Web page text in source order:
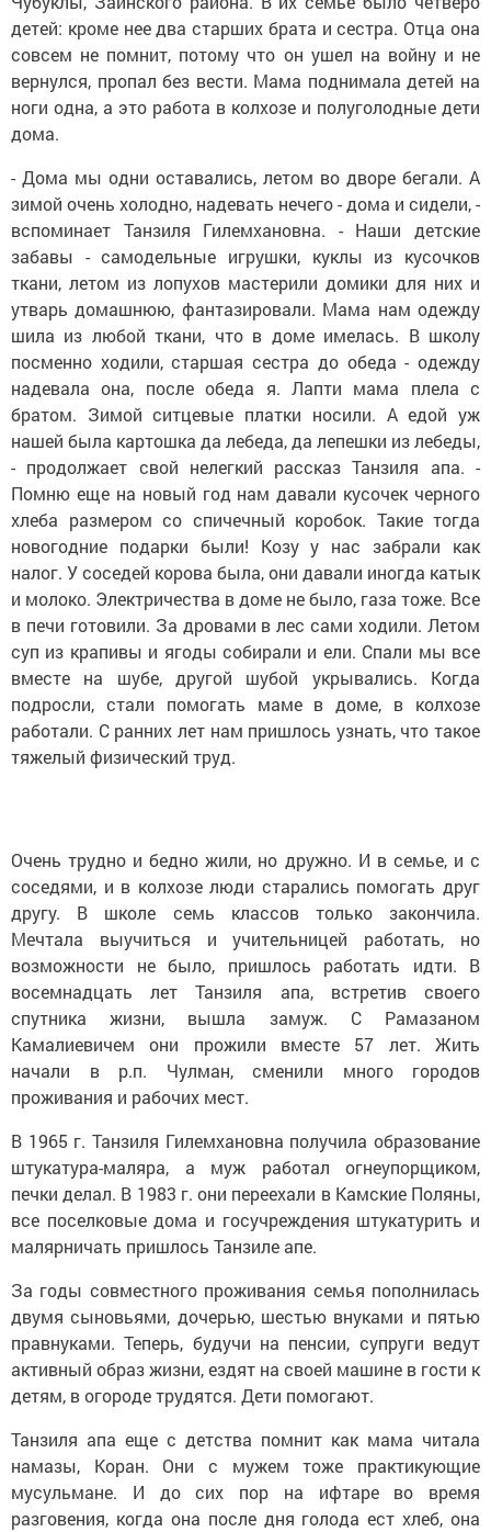
детей: кроме нее два старших брата и сестра. Отца она
совсем не помнит, потому что он ушел на войну и не
вернулся, пропал без вести. Мама поднимала детей на
ноги одна, а это работа в колхозе и полуголодные дети
дома.
- Дома мы одни оставались, летом во дворе бегали. А
зимой очень холодно, надевать нечего - дома и сидели, -
вспоминает Танзиля Гилемхановна. - Наши детские
забавы - самодельные игрушки, куклы из кусочков
ткани, летом из лопухов мастерили домики для них и
утварь домашнюю, фантазировали. Мама нам одежду
шила из любой ткани, что в доме имелась. В школу
посменно ходили, старшая сестра до обеда - одежду
надевала она, после обеда я. Лапти мама плела с
братом. Зимой ситцевые платки носили. А едой уж
нашей была картошка да лебеда, да лепешки из лебеды,
- продолжает свой нелегкий рассказ Танзиля апа. -
Помню еще на новый год нам давали кусочек черного
хлеба размером со спичечный коробок. Такие тогда
новогодние подарки были! Козу у нас забрали как
налог. У соседей корова была, они давали иногда катык
и молоко. Электричества в доме не было, газа тоже. Все
в печи готовили. За дровами в лес сами ходили. Летом
суп из крапивы и ягоды собирали и ели. Спали мы все
вместе на шубе, другой шубой укрывались. Когда
подросли, стали помогать маме в доме, в колхозе
работали. С ранних лет нам пришлось узнать, что такое
тяжелый физический труд.
Очень трудно и бедно жили, но дружно. И в семье, и с
соседями, и в колхозе люди старались помогать друг
другу. В школе семь классов только закончила.
Мечтала выучиться и учительницей работать, но
возможности не было, пришлось работать идти. В
восемнадцать лет Танзиля апа, встретив своего
спутника жизни, вышла замуж. С Рамазаном
Камалиевичем они прожили вместе 57 лет. Жить
начали в р.п. Чулман, сменили много городов
проживания и рабочих мест.
В 1965 г. Танзиля Гилемхановна получила образование
штукатура-маляра, а муж работал огнеупорщиком,
печки делал. В 1983 г. они переехали в Камские Поляны,
все поселковые дома и госучреждения штукатурить и
малярничать пришлось Танзиле апе.
За годы совместного проживания семья пополнилась
двумя сыновьями, дочерью, шестью внуками и пятью
правнуками. Теперь, будучи на пенсии, супруги ведут
активный образ жизни, ездят на своей машине в гости к
детям, в огороде трудятся. Дети помогают.
Танзиля апа еще с детства помнит как мама читала
намазы, Коран. Они с мужем тоже практикующие
мусульмане. И до сих пор на ифтаре во время
разговения, когда она после дня голода ест хлеб, она